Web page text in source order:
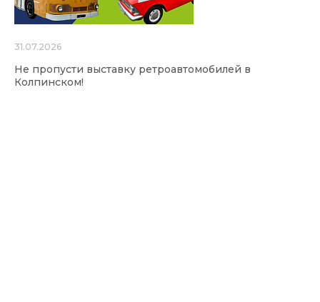
31.07.2026
Не пропусти выставку ретроавтомобилей в
Колпинском!